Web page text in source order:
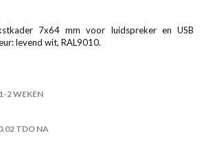
7x64 mm voor luidspreker en USB
levend wit, RAL9010.
1-2 WEKEN
TDO NA